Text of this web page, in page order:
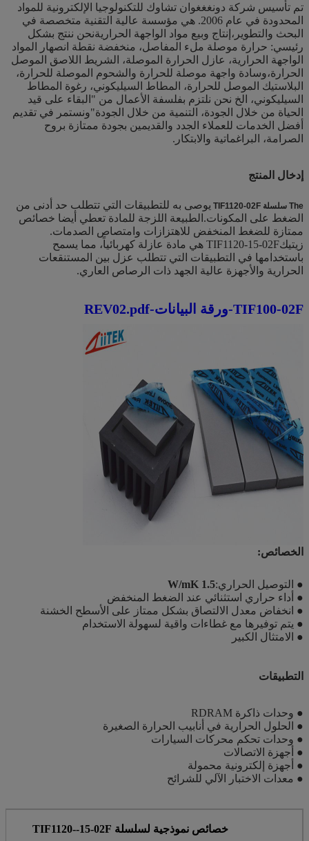
تم تأسيس شركة دونغغغوان تشاوك للتكنولوجيا الإلكترونية للمواد
المحدودة في عام 2006. هي مؤسسة عالية التقنية متخصصة في
البحث والتطوير،إنتاج وبيع مواد الواجهة الحراريةنحن ننتج بشكل
رئيسي: حرارة موصلة ملء المفاصل، منخفضة نقطة انصهار المواد
الواجهة الحرارية، عازل الحرارة الموصلة، الشريط اللاصق الموصل
الحرارة،وسادة واجهة موصلة للحرارة والشحوم الموصلة للحرارة،
البلاستيك الموصل للحرارة، المطاط السيليكوني، رغوة المطاط
السيليكوني، الخ نحن نلتزم بفلسفة الأعمال من "البقاء على قيد
الحياة من خلال الجودة، التنمية من خلال الجودة"ونستمر في تقديم
أفضل الخدمات للعملاء الجدد والقديمين بجودة ممتازة بروح
الصرامة، البراغماتية والابتكار.
إدخال المنتج
The سلسلة TIF1120-02F
يوصى به للتطبيقات التي تتطلب حد أدنى من
الضغط على المكونات.الطبيعة اللزجة للمادة تعطي أيضا خصائص
ممتازة للضغط المنخفض للاهتزازات وامتصاص الصدمات.
زيتيكTIF1120-15-02F هي مادة عازلة كهربائياً، مما يسمح
باستخدامها في التطبيقات التي تتطلب عزل بين المستنقعات
الحرارية والأجهزة عالية الجهد ذات الرصاص العاري.
TIF100-02F-ورقة البيانات-REV02.pdf
الخصائص:
● التوصيل الحراري:1.5 W/mK
● أداء حراري استثنائي عند الضغط المنخفض
● انخفاض معدل الالتصاق بشكل ممتاز على الأسطح الخشنة
● يتم توفيرها مع غطاءات واقية لسهولة الاستخدام
● الامتثال الكبير
التطبيقات
● وحدات ذاكرة RDRAM
● الحلول الحرارية في أنابيب الحرارة الصغيرة
● وحدات تحكم محركات السيارات
● أجهزة الاتصالات
● أجهزة إلكترونية محمولة
● معدات الاختبار الآلي للشرائح
خصائص نموذجية لسلسلة TIF1120--15-02F